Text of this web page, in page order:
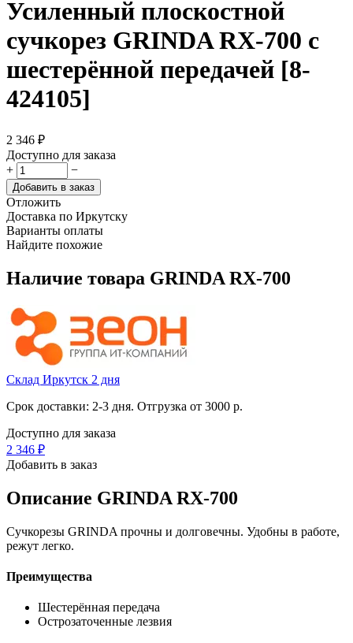
Усиленный плоскостной
сучкорез GRINDA RX-700 с
шестерённой передачей [8-
424105]
2 346 ₽
Доступно для заказа
+
−
Добавить в заказ
Отложить
Доставка по Иркутску
Варианты оплаты
Найдите похожие
Наличие товара GRINDA RX-700
Склад Иркутск 2 дня
Срок доставки: 2-3 дня. Отгрузка от 3000 р.
Доступно для заказа
2 346 ₽
Добавить в заказ
Описание GRINDA RX-700
Сучкорезы GRINDA прочны и долговечны. Удобны в работе,
режут легко.
Преимущества
Шестерённая передача
Острозаточенные лезвия